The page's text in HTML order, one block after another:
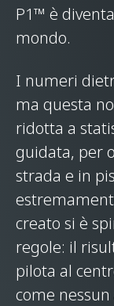
P1™ è
mondo.
I numeri
ma questa
ridotta a
guidata, per
strada e in
creato si è
regole: il
pilota al
come